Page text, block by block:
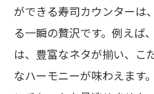
ができる寿司カウンターは
る一瞬の贅沢です。例えば
は、豊富なネタが揃い、こ
なハーモニーが味わえます